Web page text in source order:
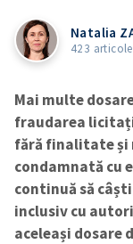
Natalia
423 articole
Mai multe
fraudarea
fără finalitate și
condamnată cu
continuă să
inclusiv cu
aceleași dosare